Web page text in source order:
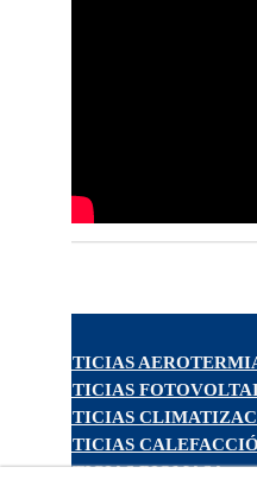
NOTICIAS
NOTICIAS
NOTICIAS
NOTICIAS
NOTICIAS BIOMASA